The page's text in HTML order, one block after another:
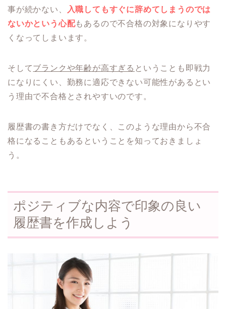
事が続かない、
入職してもすぐに辞めてしまうのでは
ないかという心配もあるので不合格の対象になりやす
くなってしまいます。
そしてブランクや年齢が高すぎる ということも即戦力
になりにくい、勤務に適応できない可能性があるとい
う理由で不合格とされやすいのです。
履歴書の書き方だけでなく、このような理由から不合
格になることもあるということを知っておきましょ
う。
ポジティブな内容で印象の良い
履歴書を作成しよう